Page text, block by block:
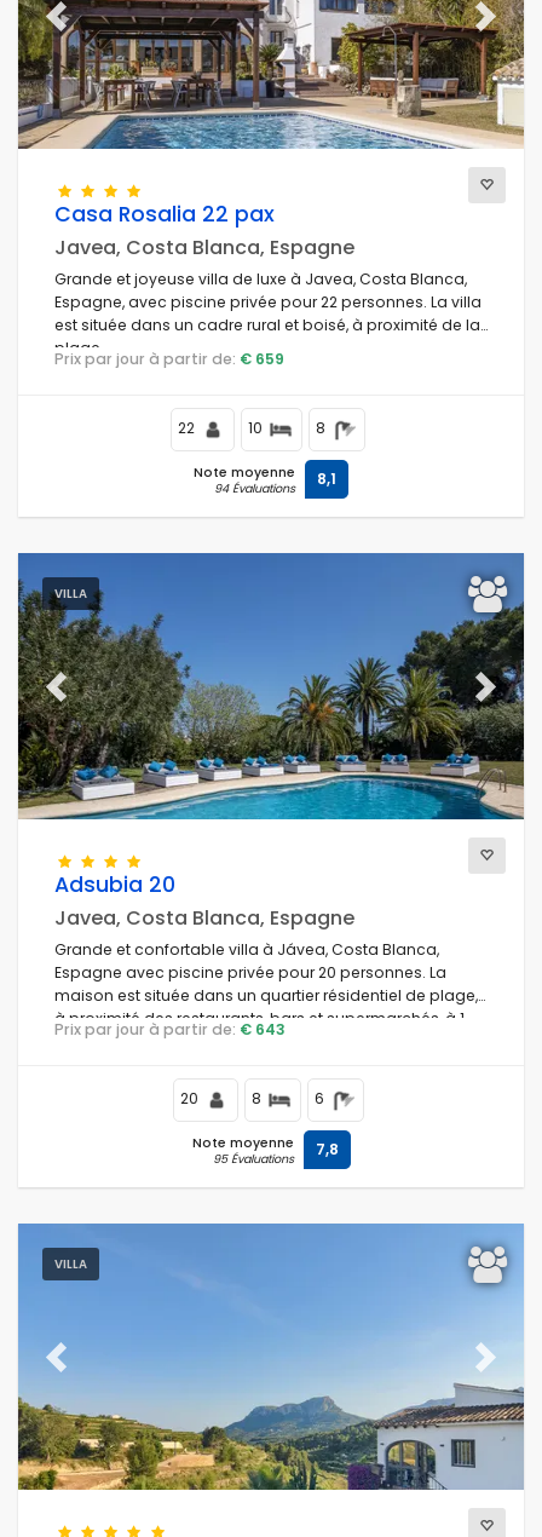
Satellite / câble (TV) (181)
Chauffage central (188)
Lave-vaisselle (195)
Machine à laver (209)
Cheminée (109)
Distances
Confort
Prestations de service
Catégories supplémentaires
Previous Next
Casa Rosalia 22 pax
Javea, Costa Blanca, Espagne
Grande et joyeuse villa de luxe à Javea, Costa Blanca,
Espagne, avec piscine privée pour 22 personnes. La villa
est située dans un cadre rural et boisé, à proximité de la
plage.
Prix par jour à partir de: € 659
22 10 8
Note moyenne
94 Évaluations 8,1
VILLA
Previous Next
Adsubia 20
Javea, Costa Blanca, Espagne
Grande et confortable villa à Jávea, Costa Blanca,
Espagne avec piscine privée pour 20 personnes. La
maison est située dans un quartier résidentiel de plage,
à proximité des restaurants, bars et supermarchés, à 1
km de la plage El Arenal, Jávea, et à 1 km de la mer
Prix par jour à partir de: € 643
20 8 6
Note moyenne
95 Évaluations 7,8
VILLA
Previous Next